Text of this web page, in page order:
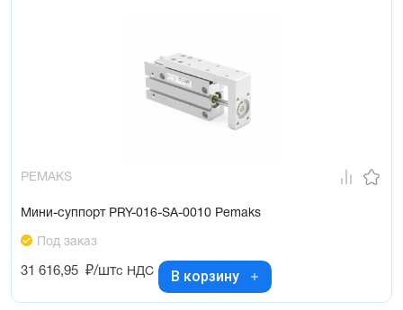
PEMAKS
Мини-суппорт PRY-016-SA-0010 Pemaks
Под заказ
31 616,95 ₽/штс НДС В корзину